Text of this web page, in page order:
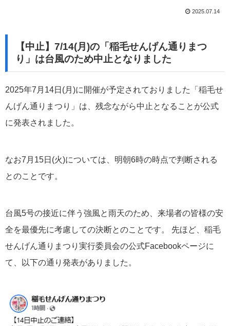
2025.07.14
【中止】7/14(月)の「稲毛せんげん通りまつ
り」は台風のため中止となりました
2025年7月14日(月)に開催が予定されておりました「稲毛せ
んげん通りまつり」は、残念ながら中止となることが公式
に発表されました。
なお7月15日(火)については、明朝6時の時点で判断される
とのことです。
台風5号の接近に伴う強風と雨天のため、来場者の皆様の安
全を最優先に考慮しての決断とのことです。 先ほど、 稲毛
せんげん通りまつり実行委員会の公式Facebookページに
て、以下の通り発表がありました。